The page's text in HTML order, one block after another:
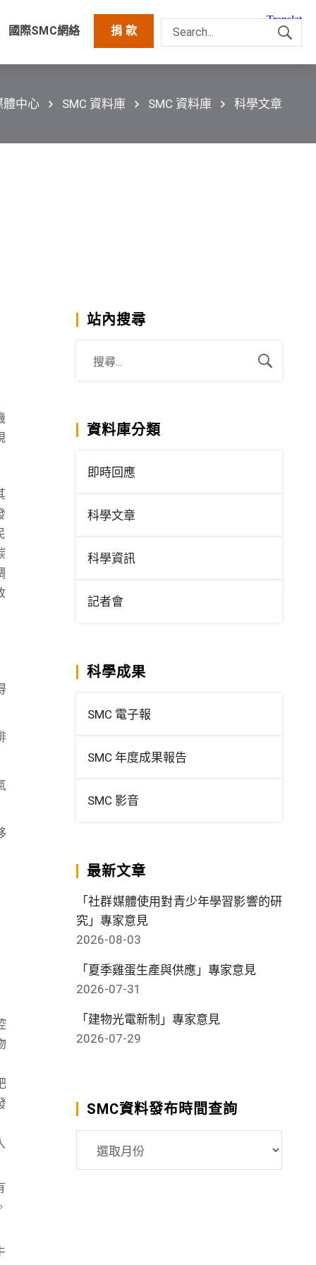
國際SMC網絡 捐 款
體中心 SMC 資料庫 SMC 資料庫 科學文章
站內搜尋
資料庫分類
即時回應
科學文章
科學資訊
記者會
科學成果
SMC 電子報
SMC 年度成果報告
SMC 影音
最新文章
「社群媒體使用對青少年學習影響的研
究」專家意見
2026-08-03
「夏季雞蛋生產與供應」專家意見
2026-07-31
「建物光電新制」專家意見
2026-07-29
SMC資料發布時間查詢